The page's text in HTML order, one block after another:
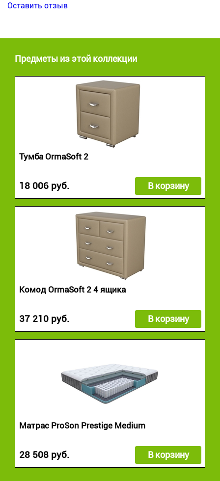
Оставить отзыв
Предметы из этой коллекции
Тумба OrmaSoft 2
18 006 руб. В корзину
Комод OrmaSoft 2 4 ящика
37 210 руб. В корзину
Матрас ProSon Prestige Medium
28 508 руб. В корзину